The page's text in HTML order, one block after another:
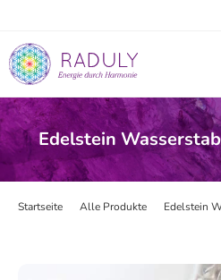
Edelstein
Startseite Alle Produkte Edelstein